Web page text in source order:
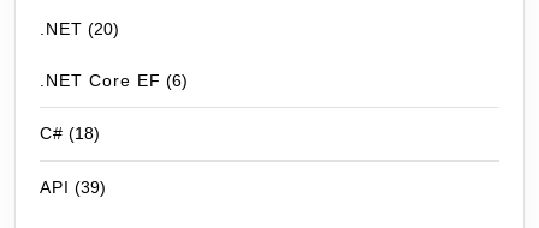
.NET (20)
.NET Core EF (6)
C# (18)
API (39)